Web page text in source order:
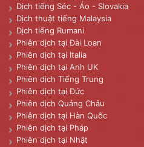
Dịch tiếng Séc - Áo - Slovakia
Dịch thuật tiếng Malaysia
Dịch tiếng Rumani
Phiên dịch tại Đài Loan
Phiên dịch tại Italia
Phiên dịch tại Anh UK
Phiên dịch Tiếng Trung
Phiên dịch tại Đức
Phiên dịch Quảng Châu
Phiên dịch tại Hàn Quốc
Phiên dịch tại Pháp
Phiên dịch tại Nhật